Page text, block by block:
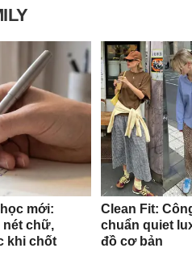
mới:
nét chữ,
khi chốt
Clean Fit:
chuẩn quiet
đồ cơ bản